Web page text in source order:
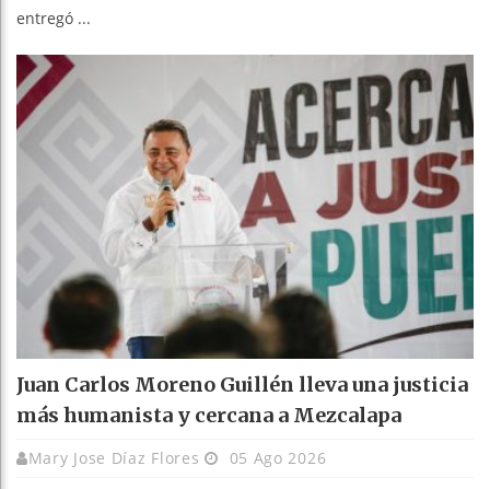
entregó ...
Juan Carlos Moreno Guillén lleva una justicia
más humanista y cercana a Mezcalapa
Mary Jose Díaz Flores 05 Ago 2026